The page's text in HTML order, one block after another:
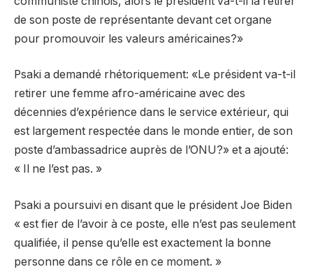
de son poste de représentante devant cet organe
pour promouvoir les valeurs américaines?»
Psaki a demandé rhétoriquement: «Le président va-t-il
retirer une femme afro-américaine avec des
décennies d’expérience dans le service extérieur, qui
est largement respectée dans le monde entier, de son
poste d’ambassadrice auprès de l’ONU?» et a ajouté:
« Il ne l’est pas. »
Psaki a poursuivi en disant que le président Joe Biden
« est fier de l’avoir à ce poste, elle n’est pas seulement
qualifiée, il pense qu’elle est exactement la bonne
personne dans ce rôle en ce moment. »